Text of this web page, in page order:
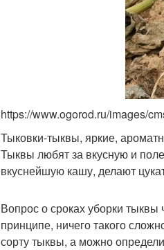
https://www.ogorod.ru/images/
Тыковки-тыквы, яркие,
Тыквы любят за вкусную и
вкуснейшую кашу, делают
Вопрос о сроках уборки тыквы
принципе, ничего такого
сорту тыквы, а можно